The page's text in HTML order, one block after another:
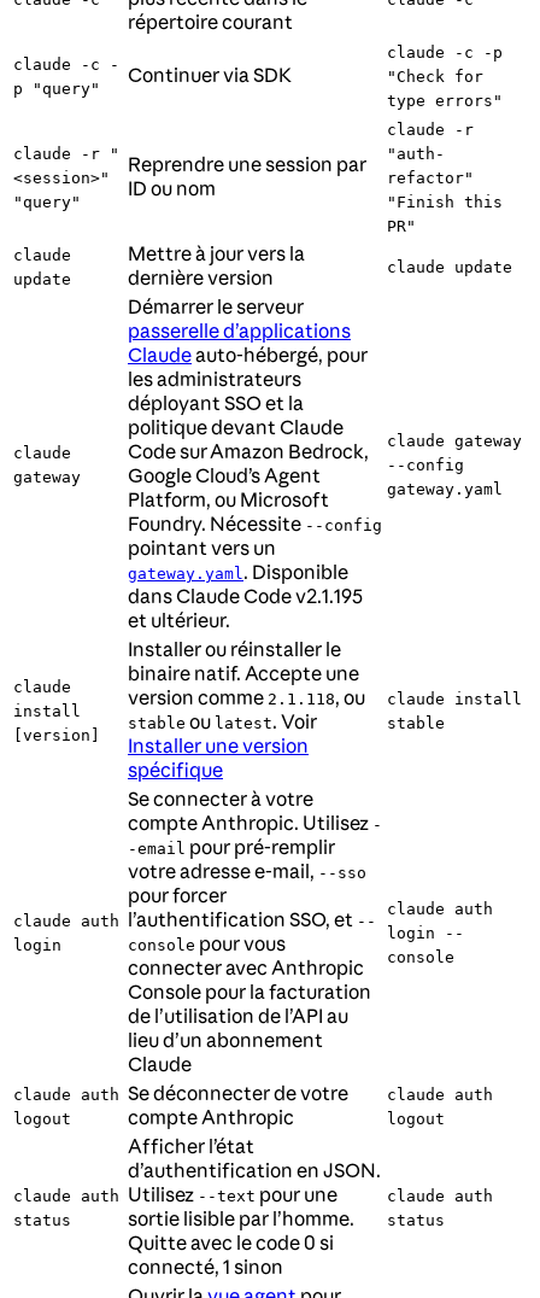
répertoire courant
claude -c -
p "query"
Continuer via SDK
claude -c -p
"Check for
type errors"
claude -r "
<session>"
"query"
Reprendre une session par
ID ou nom
claude -r
"auth-
refactor"
"Finish this
PR"
claude
update
Mettre à jour vers la
dernière version
claude update
claude
gateway
Démarrer le serveur
passerelle d’applications
Claudeauto-hébergé, pour
les administrateurs
déployant SSO et la
politique devant Claude
Code sur Amazon Bedrock,
Google Cloud’s Agent
Platform, ou Microsoft
Foundry. Nécessite --config
pointant vers un
gateway.yaml. Disponible
dans Claude Code v2.1.195
et ultérieur.
claude gateway
--config
gateway.yaml
claude
install
[version]
Installer ou réinstaller le
binaire natif. Accepte une
version comme 2.1.118, ou
stable ou latest. Voir
Installer une version
spécifique
claude install
stable
claude auth
login
Se connecter à votre
compte Anthropic. Utilisez -
-email pour pré-remplir
votre adresse e-mail, --sso
pour forcer
l’authentification SSO, et --
console pour vous
connecter avec Anthropic
Console pour la facturation
de l’utilisation de l’API au
lieu d’un abonnement
Claude
claude auth
login --
console
claude auth
logout
Se déconnecter de votre
compte Anthropic
claude auth
logout
claude auth
status
Afficher l’état
d’authentification en JSON.
Utilisez --text pour une
sortie lisible par l’homme.
Quitte avec le code 0 si
connecté, 1 sinon
claude auth
status